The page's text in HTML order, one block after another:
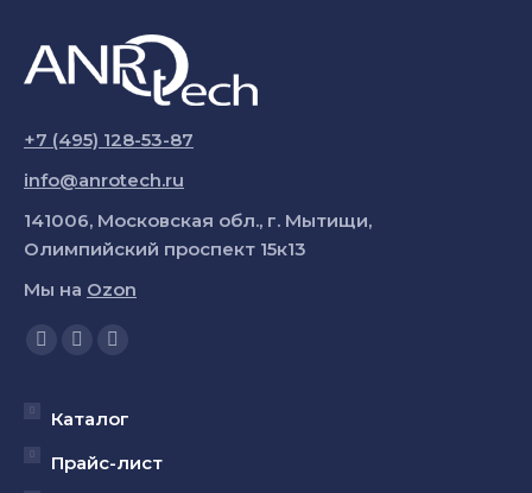
+7 (495) 128-53-87
info@anrotech.ru
141006, Московская обл., г. Мытищи,
Олимпийский проспект 15к13
Мы на Ozon
Ищите нас:
Страница
открывается
новом
Страница
открывается
новом
Страница
открывается
новом
Каталог
Прайс-лист